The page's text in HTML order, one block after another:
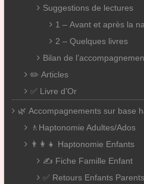
Suggestions de lectures
1 – Avant et après la
2 – Quelques livres
Bilan de
✏️ Articles
✅ Livre d’Or
🌿 Accompagnements sur base
🚶Haptonomie Adultes/Ados
👨‍👩‍👧 Haptonomie Enfants
✍️ Fiche Famille Enfant
✅ Retours Enfants Parents